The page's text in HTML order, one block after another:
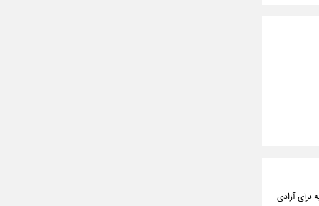
آزادی